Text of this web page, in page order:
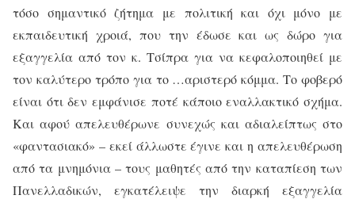
τόσο σημαντικό ζήτημα με πολιτική και όχι μόνο με
εκπαιδευτική χροιά, που την έδωσε και ως δώρο για
εξαγγελία από τον κ. Τσίπρα για να κεφαλοποιηθεί με
τον καλύτερο τρόπο για το …αριστερό κόμμα. Το φοβερό
είναι ότι δεν εμφάνισε ποτέ κάποιο εναλλακτικό σχήμα.
Και αφού απελευθέρωνε συνεχώς και αδιαλείπτως στο
«φαντασιακό» – εκεί άλλωστε έγινε και η απελευθέρωση
από τα μνημόνια – τους μαθητές από την καταπίεση των
Πανελλαδικών, εγκατέλειψε την διαρκή εξαγγελία